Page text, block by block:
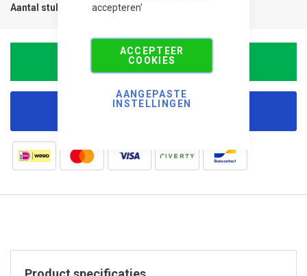
accepteren'
ACCEPTEER
COOKIES
AANGEPASTE
INSTELLINGEN
Aantal stuks
In Winkelwagen